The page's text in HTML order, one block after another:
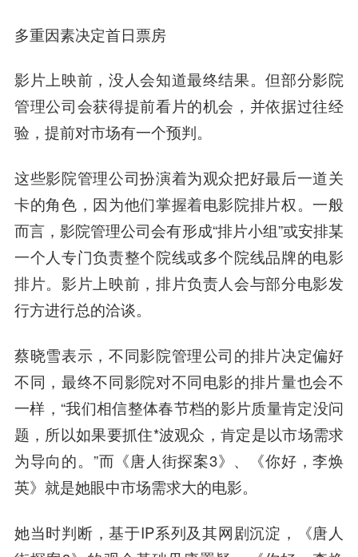
多重因素决定首日票房
影片上映前，没人会知道最终结果。但部分影院
管理公司会获得提前看片的机会，并依据过往经
验，提前对市场有一个预判。
这些影院管理公司扮演着为观众把好最后一道关
卡的角色，因为他们掌握着电影院排片权。一般
而言，影院管理公司会有形成“排片小组”或安排某
一个人专门负责整个院线或多个院线品牌的电影
排片。影片上映前，排片负责人会与部分电影发
行方进行总的洽谈。
蔡晓雪表示，不同影院管理公司的排片决定偏好
不同，最终不同影院对不同电影的排片量也会不
一样，“我们相信整体春节档的影片质量肯定没问
题，所以如果要抓住*波观众，肯定是以市场需求
为导向的。”而《唐人街探案3》、《你好，李焕
英》就是她眼中市场需求大的电影。
她当时判断，基于IP系列及其网剧沉淀，《唐人